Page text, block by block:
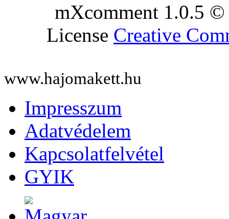
mXcomment 1.0.5
License Creative
www.hajomakett.hu
Impresszum
Adatvédelem
Kapcsolatfelvétel
GYIK